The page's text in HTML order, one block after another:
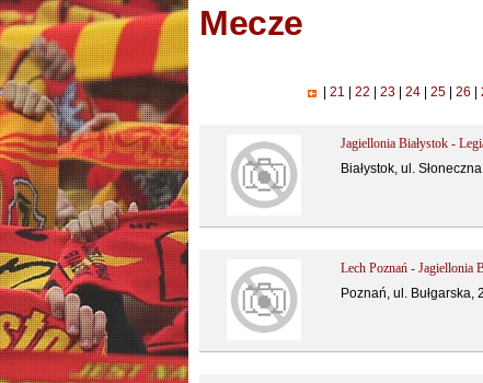
Mecze
21 22 23 24 25 26
Jagiellonia Białystok -
Białystok, ul.
Lech Poznań - Jagiellonia
Poznań, ul.